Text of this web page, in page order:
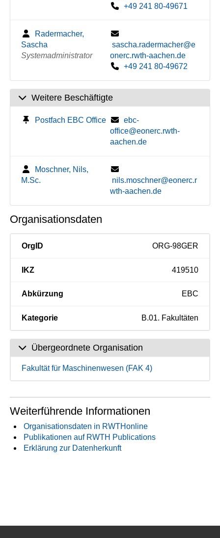
+49 241 80-49671
Radermacher,
Sascha
Systemadministrator
sascha.radermacher@e
onerc.rwth-aachen.de
+49 241 80-49672
Weitere Beschäftigte
Postfach EBC Office
ebc-
office@eonerc.rwth-
aachen.de
Moschner, Nils,
M.Sc.
nils.moschner@eonerc.r
wth-aachen.de
Organisationsdaten
OrgID ORG-98GER
IKZ 419510
Abkürzung EBC
Kategorie B.01. Fakultäten
Übergeordnete Organisation
Fakultät für Maschinenwesen (FAK 4)
Weiterführende Informationen
Organisationsdaten in RWTHonline
Publikationen auf RWTH Publications
Erklärung zur Datenherkunft